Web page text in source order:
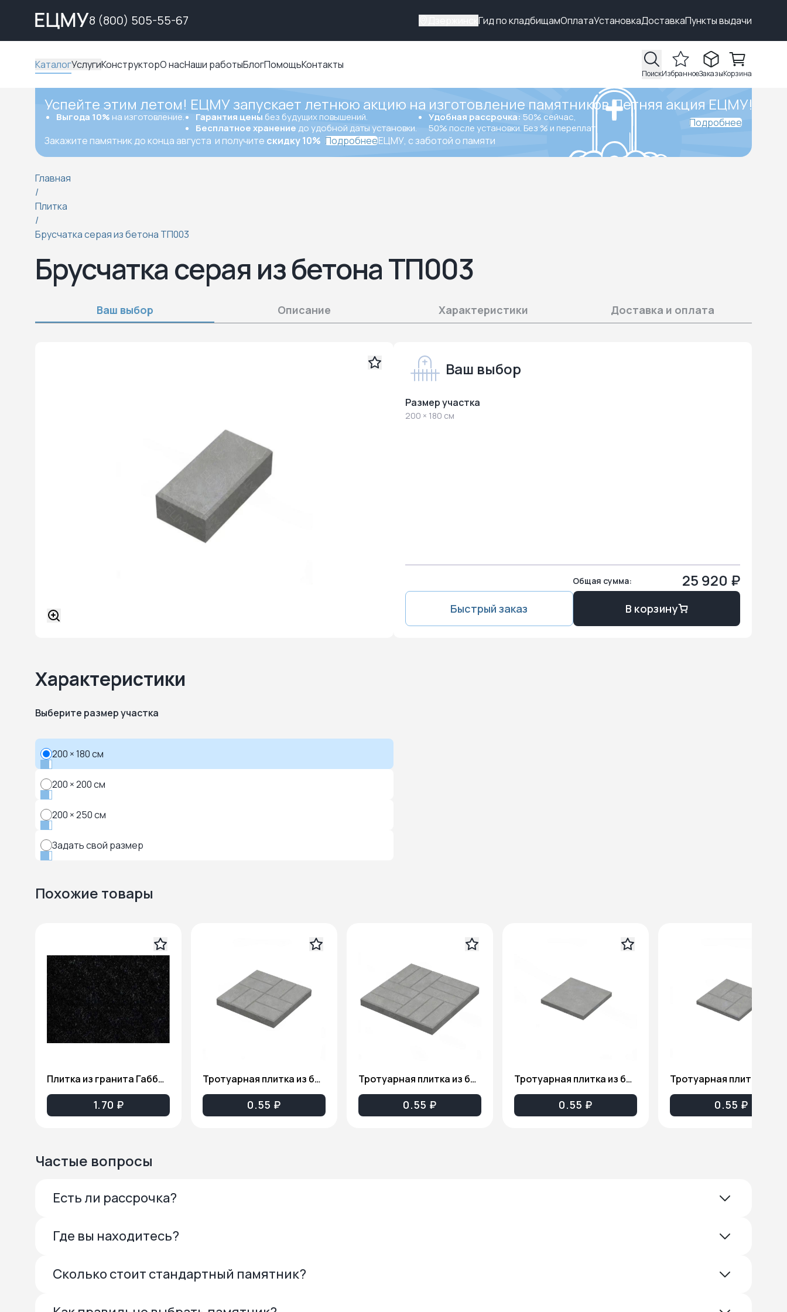
8 (800) 505-55-67 Гид по кладбищамОплатаУстановкаДоставкаПункты выдачи
КаталогУслугиКонструкторО насНаши работыБлогПомощьКонтакты
ПоискИзбранноеЗаказыКорзина
Успейте этим летом! ЕЦМУ запускает летнюю акцию на изготовление памятников.Летняя акция ЕЦМУ!
Выгода 10% на изготовление. Гарантия цены без будущих повышений.
Бесплатное хранение до удобной даты установки.
Удобная рассрочка: 50% сейчас,
50% после установки. Без % и переплат.
Закажите памятник до конца августа и получите скидку 10% ПодробнееЕЦМУ, с заботой о памяти
Подробнее
Главная
/
Плитка
/
Брусчатка серая из бетона ТП003
Брусчатка серая из бетона ТП003
Ваш выбор Описание Характеристики Доставка и оплата
Ваш выбор
Размер участка
200 × 180 см
Общая сумма: 25 920 ₽
Быстрый заказ В корзину
Характеристики
Выберите размер участка
200 × 180 см
200 × 200 см
200 × 250 см
Задать свой размер
Похожие товары
Плитка из гранита Габбро-Диабаз(Карельский гранит), толщина 2см. ПГ81
1.70 ₽
Тротуарная плитка из бетона (8 кирпичей серая) ТП001
0.55 ₽
Тротуарная плитка из бетона (12 кирпичей серая) ТП002
0.55 ₽
Тротуарная плитка из бетона (Гладкая серая) ТП004
0.55 ₽ 0.55 ₽
Частые вопросы
Есть ли рассрочка?
Где вы находитесь?
Сколько стоит стандартный памятник?